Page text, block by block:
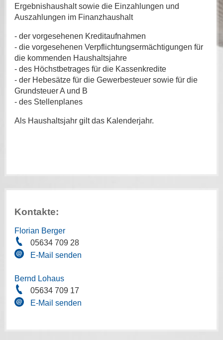
Ergebnishaushalt sowie die Einzahlungen und
Auszahlungen im Finanzhaushalt
- der vorgesehenen Kreditaufnahmen
- die vorgesehenen Verpflichtungsermächtigungen für
die kommenden Haushaltsjahre
- des Höchstbetrages für die Kassenkredite
- der Hebesätze für die Gewerbesteuer sowie für die
Grundsteuer A und B
- des Stellenplanes
Als Haushaltsjahr gilt das Kalenderjahr.
Kontakte:
Florian Berger
05634 709 28
E-Mail senden
Bernd Lohaus
05634 709 17
E-Mail senden